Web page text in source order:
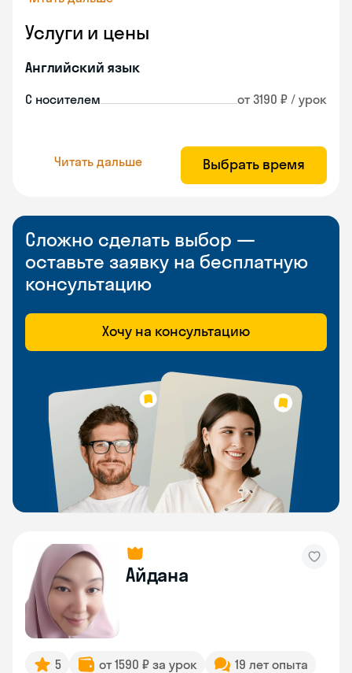
Услуги и цены
Английский язык
С носителем от 3190 ₽ / урок
Читать дальше Выбрать время
Сложно сделать выбор —
оставьте заявку на бесплатную
консультацию
Хочу на консультацию
Айдана
5 от 1590 ₽ за урок
19 лет опыта